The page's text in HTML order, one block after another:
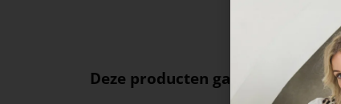
Deze producten ga je leuk vinden